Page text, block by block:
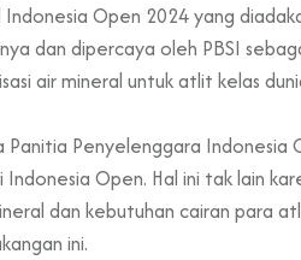
Open 2024 yang
dan dipercaya oleh PBSI
air mineral untuk atlit kelas
Penyelenggara
Indonesia Open. Hal ini tak lain
dan kebutuhan cairan para
ini.